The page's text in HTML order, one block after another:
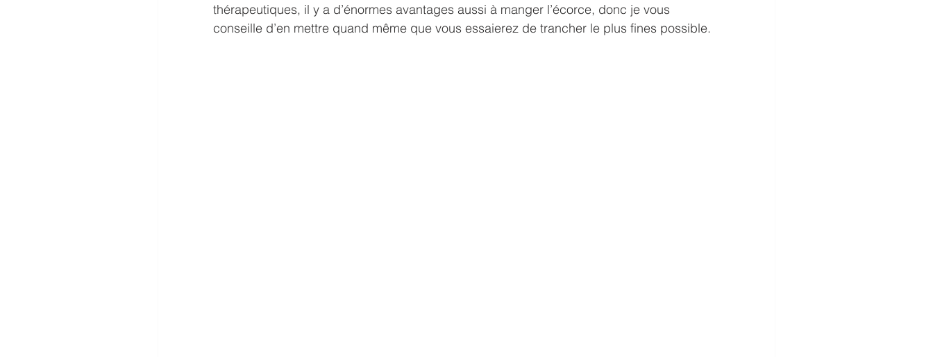
thérapeutiques, il y a d’énormes avantages aussi à manger l’écorce, donc je vous
conseille d’en mettre quand même que vous essaierez de trancher le plus fines possible.